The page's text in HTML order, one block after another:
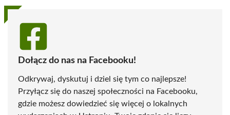
Dołącz do nas na Facebooku!
Odkrywaj, dyskutuj i dziel się tym co najlepsze!
Przyłącz się do naszej społeczności na Facebooku,
gdzie możesz dowiedzieć się więcej o lokalnych